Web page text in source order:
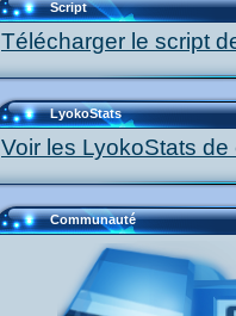
Script
Télécharger le script
LyokoStats
Voir les LyokoStats
Communauté